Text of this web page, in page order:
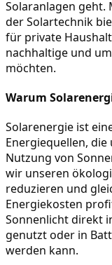
Solaranlagen
der Solartechnik
für private
nachhaltige und
möchten.
Warum
Solarenergie ist
Energiequellen,
Nutzung von
wir unseren
reduzieren und
Energiekosten
Sonnenlicht direkt
genutzt oder in
werden kann.